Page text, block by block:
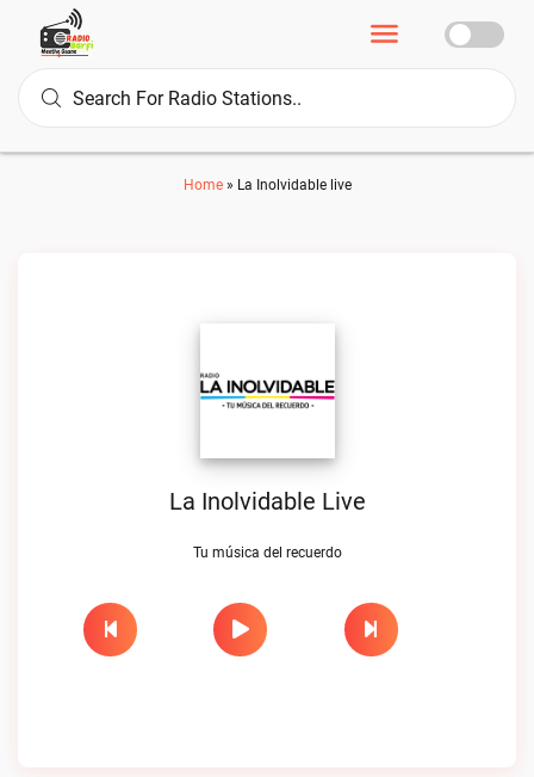
Home» La Inolvidable live
La Inolvidable Live
Tu música del recuerdo